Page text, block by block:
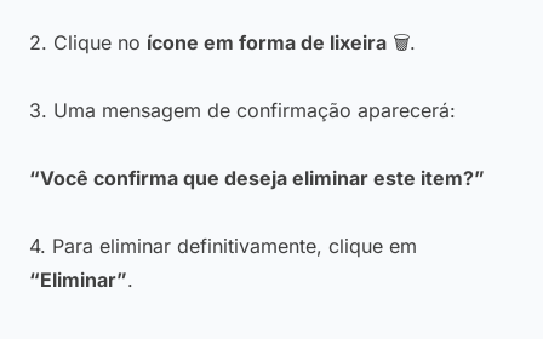
2. Clique no ícone em forma de lixeira 🗑.
3. Uma mensagem de confirmação aparecerá:
“Você confirma que deseja eliminar este item?”
4. Para eliminar definitivamente, clique em
“Eliminar”.